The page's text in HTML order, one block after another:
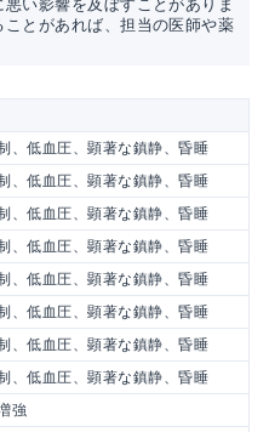
い影響を及ぼすことがありま
とがあれば、担当の医師や薬
、低血圧、顕著な鎮静、昏睡
、低血圧、顕著な鎮静、昏睡
、低血圧、顕著な鎮静、昏睡
、低血圧、顕著な鎮静、昏睡
、低血圧、顕著な鎮静、昏睡
、低血圧、顕著な鎮静、昏睡
、低血圧、顕著な鎮静、昏睡
、低血圧、顕著な鎮静、昏睡
強